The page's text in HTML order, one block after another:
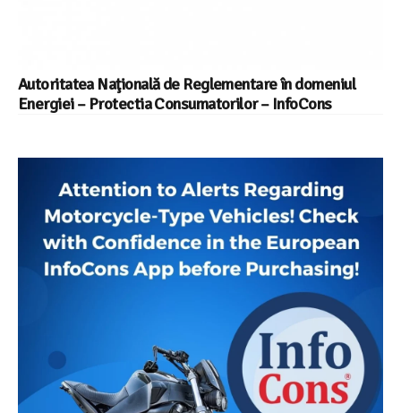
Autoritatea Naţională de Reglementare în domeniul
Energiei – Protectia Consumatorilor – InfoCons